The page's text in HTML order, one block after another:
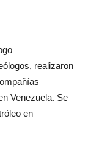
realizaron
Venezuela. Se
en